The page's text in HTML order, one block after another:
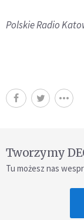
Polskie Radio
Tworzymy
Tu możesz nas